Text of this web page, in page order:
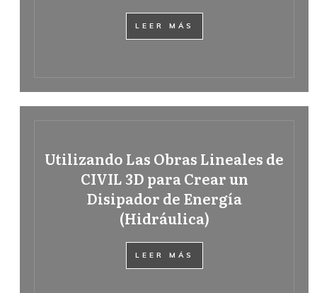
LEER MÁS
Utilizando Las Obras Lineales de
CIVIL 3D para Crear un
Disipador de Energía
(Hidráulica)
LEER MÁS